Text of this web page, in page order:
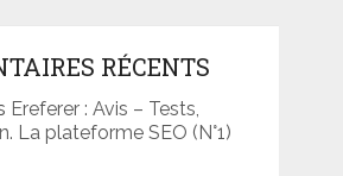
RÉCENTS
Ereferer : Avis – Tests,
La plateforme SEO (N°1)